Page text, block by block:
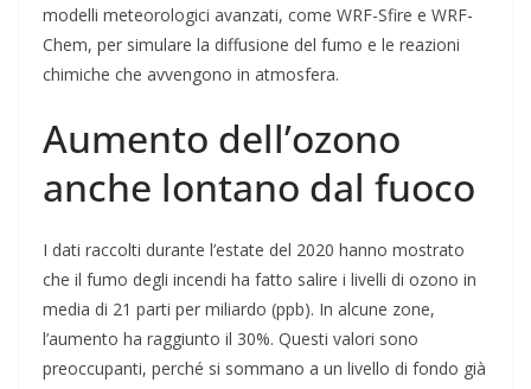
modelli meteorologici avanzati, come WRF-Sfire e WRF-
Chem, per simulare la diffusione del fumo e le reazioni
chimiche che avvengono in atmosfera.
Aumento dell’ozono
anche lontano dal fuoco
I dati raccolti durante l’estate del 2020 hanno mostrato
che il fumo degli incendi ha fatto salire i livelli di ozono in
media di 21 parti per miliardo (ppb). In alcune zone,
l’aumento ha raggiunto il 30%. Questi valori sono
preoccupanti, perché si sommano a un livello di fondo già